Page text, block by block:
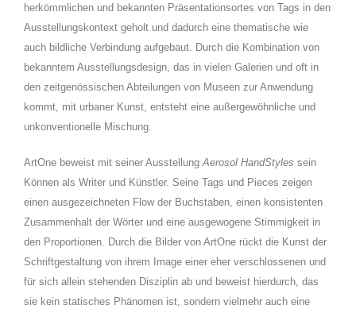
herkömmlichen und bekannten Präsentationsortes von Tags in den
Ausstellungskontext geholt und dadurch eine thematische wie
auch bildliche Verbindung aufgebaut. Durch die Kombination von
bekanntem Ausstellungsdesign, das in vielen Galerien und oft in
den zeitgenössischen Abteilungen von Museen zur Anwendung
kommt, mit urbaner Kunst, entsteht eine außergewöhnliche und
unkonventionelle Mischung.
ArtOne beweist mit seiner AusstellungAerosol HandStyles sein
Können als Writer und Künstler. Seine Tags und Pieces zeigen
einen ausgezeichneten Flow der Buchstaben, einen konsistenten
Zusammenhalt der Wörter und eine ausgewogene Stimmigkeit in
den Proportionen. Durch die Bilder von ArtOne rückt die Kunst der
Schriftgestaltung von ihrem Image einer eher verschlossenen und
für sich allein stehenden Disziplin ab und beweist hierdurch, das
sie kein statisches Phänomen ist, sondern vielmehr auch eine